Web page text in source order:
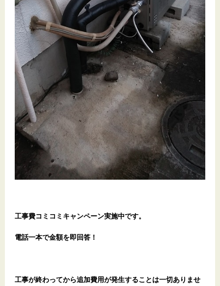
工事費コミコミキャンペーン実施中です。
電話一本で金額を即回答！
工事が終わってから追加費用が発生することは一切ありませ